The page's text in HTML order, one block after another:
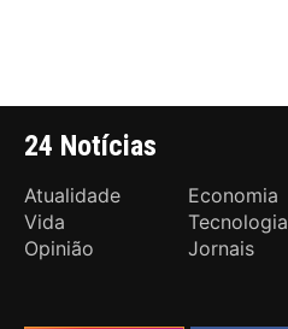
24 Notícias
Atualidade Economia
Vida
Tecnologia
Opinião
Jornais